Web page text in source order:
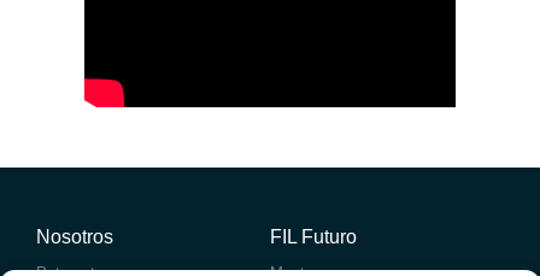
Nosotros FIL Futuro